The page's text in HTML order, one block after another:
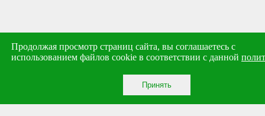
Продолжая просмотр страниц сайта, вы соглашаетесь с
использованием файлов cookie в соответствии с данной
Принять